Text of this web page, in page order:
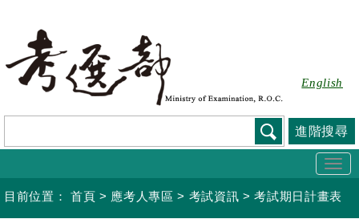
要
容
English
進階搜尋
目前位置： 首頁 > 應考人專區 > 考試資訊 >考試期日計畫表